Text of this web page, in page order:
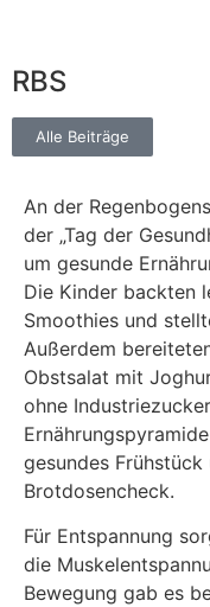
RBS
Alle Beiträge
An der
der „Tag der
um gesunde
Die Kinder backten
Smoothies und
Außerdem
Obstsalat mit
ohne
gesundes
Brotdosencheck.
Für Entspannung
die
Bewegung gab es